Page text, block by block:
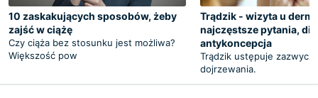
10 zaskakujących sposobów, żeby
zajść w ciążę
Czy ciąża bez stosunku jest możliwa?
Większość pow
Trądzik - wizyta u
najczęstsze pytania,
antykoncepcja
Trądzik ustępuje
dojrzewania.